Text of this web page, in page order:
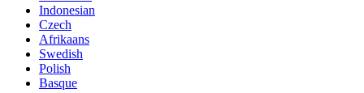
Indonesian
Czech
Afrikaans
Swedish
Polish
Basque